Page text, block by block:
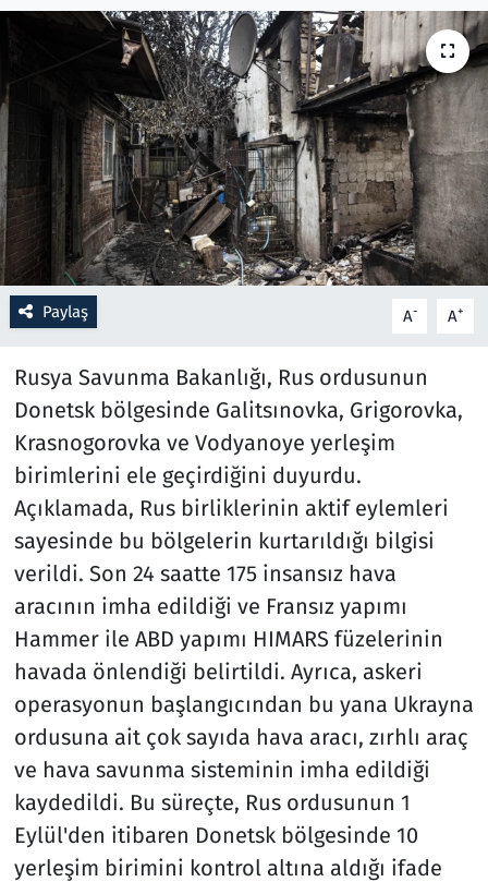
Paylaş A- A+
Rusya Savunma Bakanlığı, Rus ordusunun
Donetsk bölgesinde Galitsınovka, Grigorovka,
Krasnogorovka ve Vodyanoye yerleşim
birimlerini ele geçirdiğini duyurdu.
Açıklamada, Rus birliklerinin aktif eylemleri
sayesinde bu bölgelerin kurtarıldığı bilgisi
verildi. Son 24 saatte 175 insansız hava
aracının imha edildiği ve Fransız yapımı
Hammer ile ABD yapımı HIMARS füzelerinin
havada önlendiği belirtildi. Ayrıca, askeri
operasyonun başlangıcından bu yana Ukrayna
ordusuna ait çok sayıda hava aracı, zırhlı araç
ve hava savunma sisteminin imha edildiği
kaydedildi. Bu süreçte, Rus ordusunun 1
Eylül'den itibaren Donetsk bölgesinde 10
yerleşim birimini kontrol altına aldığı ifade
Oyun
Ramazan
Resmi İlanlar
Rüya Tabirleri
Sağlık
Savunma Sanayi
Spor
Teknoloji ve Bilim
Televizyon